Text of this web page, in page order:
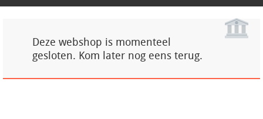
Deze webshop is momenteel
gesloten. Kom later nog eens terug.